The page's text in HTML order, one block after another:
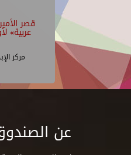
قصر
عربية»
مركز
عن